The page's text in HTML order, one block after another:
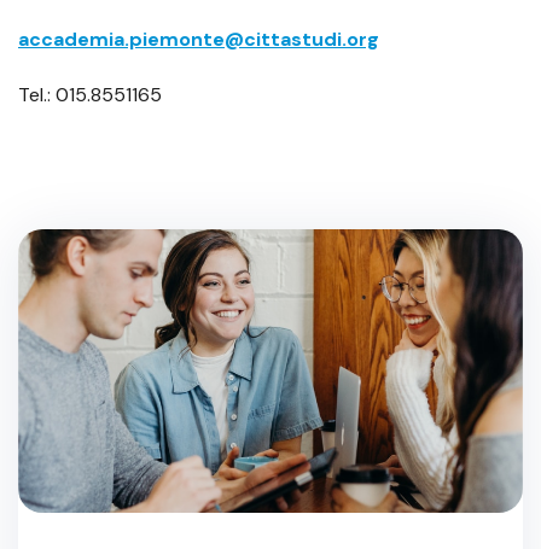
accademia.piemonte@cittastudi.org
Tel.: 015.8551165